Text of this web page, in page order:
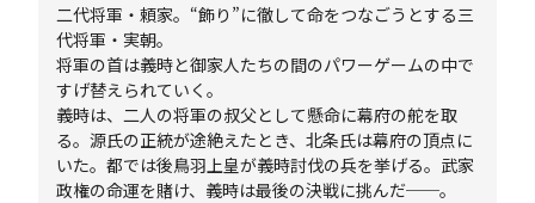
二代将軍・頼家。“飾り”に徹して命をつなごうとする三
代将軍・実朝。
将軍の首は義時と御家人たちの間のパワーゲームの中で
すげ替えられていく。
義時は、二人の将軍の叔父として懸命に幕府の舵を取
る。源氏の正統が途絶えたとき、北条氏は幕府の頂点に
いた。都では後鳥羽上皇が義時討伐の兵を挙げる。武家
政権の命運を賭け、義時は最後の決戦に挑んだ──。